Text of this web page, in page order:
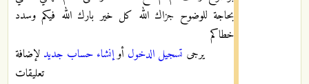
بحاجة للوضوح جزاك الله كل خير بارك الله فيكم وسدد
خطاكم
يرجى تسجيل الدخول أوإنشاء حساب جديد لإضافة
تعليقات